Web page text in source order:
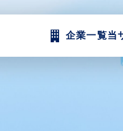
企業一覧当